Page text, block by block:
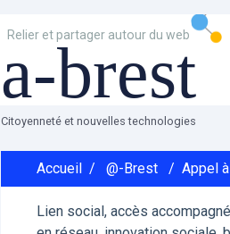
Relier et partager autour du web
a-brest
Citoyenneté et nouvelles technologies
Accueil / @-Brest / Appel
Lien social, accès